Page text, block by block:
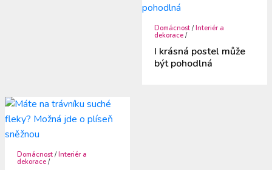
Domácnost /Interiér a
dekorace /
I krásná postel může
být pohodlná
Domácnost /Interiér a
dekorace /